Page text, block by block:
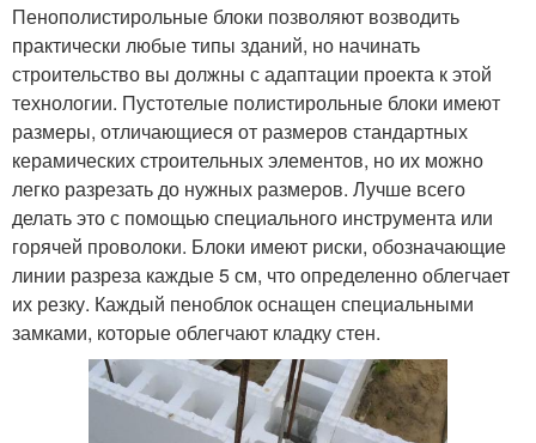
Пенополистирольные блоки позволяют возводить
практически любые типы зданий, но начинать
строительство вы должны с адаптации проекта к этой
технологии. Пустотелые полистирольные блоки имеют
размеры, отличающиеся от размеров стандартных
керамических строительных элементов, но их можно
легко разрезать до нужных размеров. Лучше всего
делать это с помощью специального инструмента или
горячей проволоки. Блоки имеют риски, обозначающие
линии разреза каждые 5 см, что определенно облегчает
их резку. Каждый пеноблок оснащен специальными
замками, которые облегчают кладку стен.